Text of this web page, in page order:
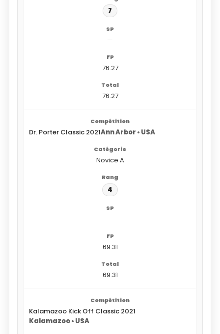
7
—
76.27
76.27
Dr. Porter Classic 2021Ann Arbor • USA
Novice A
4
—
69.31
69.31
Kalamazoo Kick Off Classic 2021
Kalamazoo • USA